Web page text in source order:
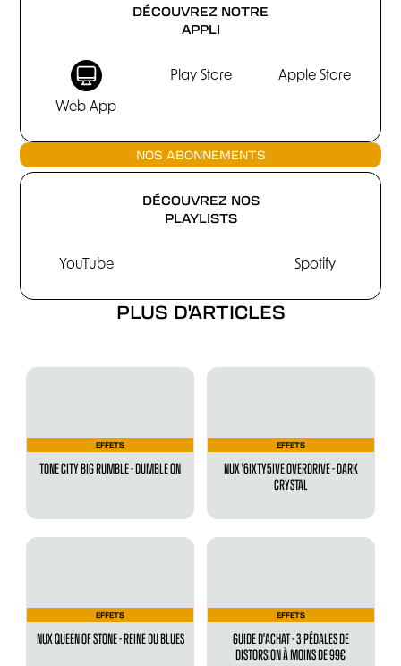
DÉCOUVREZ NOTRE
APPLI
Web App
Play Store Apple Store
NOS ABONNEMENTS
DÉCOUVREZ NOS
PLAYLISTS
YouTube Spotify
PLUS D'ARTICLES
EFFETS
TONE CITY BIG RUMBLE - DUMBLE ON
EFFETS
NUX '6IXTY5IVE OVERDRIVE - DARK
CRYSTAL
EFFETS
NUX QUEEN OF STONE - REINE DU BLUES
EFFETS
GUIDE D'ACHAT - 3 PÉDALES DE
DISTORSION À MOINS DE 99€